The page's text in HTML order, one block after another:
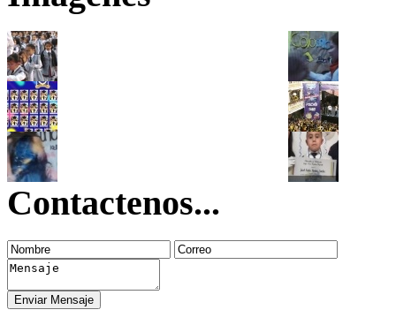
Contactenos...